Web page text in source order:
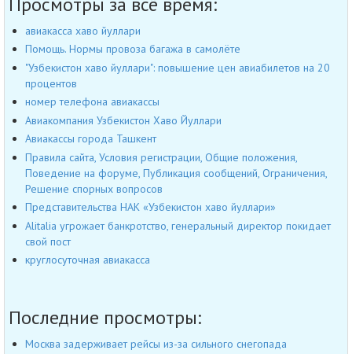
авиакасса хаво йуллари
Помощь. Нормы провоза багажа в самолёте
"Узбекистон хаво йуллари": повышение цен авиабилетов на 20
процентов
номер телефона авиакассы
Авиакомпания Узбекистон Хаво Йуллари
Авиакассы города Ташкент
Правила сайта, Условия регистрации, Общие положения,
Поведение на форуме, Публикация сообщений, Ограничения,
Решение спорных вопросов
Представительства НАК «Узбекистон хаво йуллари»
Alitalia угрожает банкротство, генеральный директор покидает
свой пост
круглосуточная авиакасса
Последние просмотры:
Москва задерживает рейсы из-за сильного снегопада